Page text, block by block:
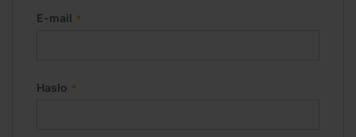
E-mail
Hasło